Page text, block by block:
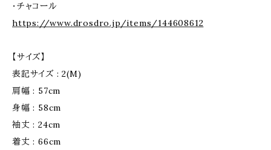
・チャコール
https://www.drosdro.jp/items/144608612
【サイズ】
表記サイズ : 2(M)
肩幅 : 57cm
身幅 : 58cm
袖丈 : 24cm
着丈 : 66cm